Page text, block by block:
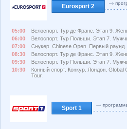
Eurosport 2
05:00
Велоспорт. Тур де Франс. Этап 9.
06:00
Велоспорт. Тур Польши. Этап 7.
07:00
Снукер. Chinese Open. Первый раунд.
08:30
Велоспорт. Тур де Франс. Этап 9.
09:30
Велоспорт. Тур Польши. Этап 7.
10:30
Конный спорт. Конкур. Лондон. Global
Tour.
Sport 1